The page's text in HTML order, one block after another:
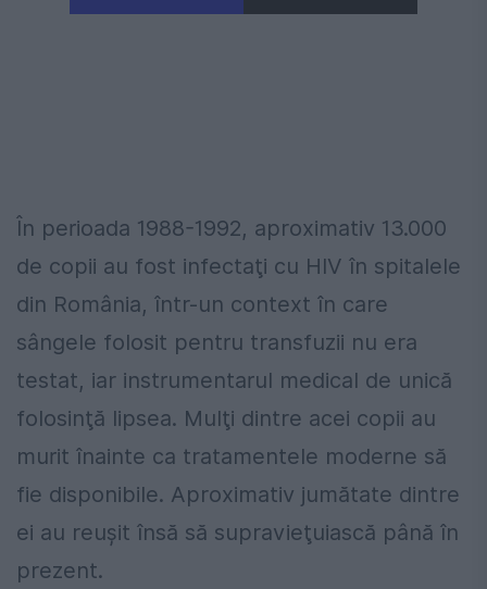
În perioada 1988-1992, aproximativ 13.000
de copii au fost infectaţi cu HIV în spitalele
din România, într-un context în care
sângele folosit pentru transfuzii nu era
testat, iar instrumentarul medical de unică
folosinţă lipsea. Mulţi dintre acei copii au
murit înainte ca tratamentele moderne să
fie disponibile. Aproximativ jumătate dintre
ei au reuşit însă să supravieţuiască până în
prezent.